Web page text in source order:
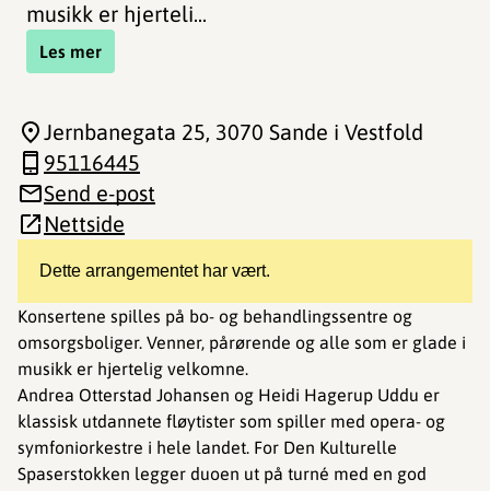
musikk er hjerteli...
Les mer
Dette arrangementet har vært.
Konsertene spilles på bo- og behandlingssentre og
omsorgsboliger. Venner, pårørende og alle som er glade i
musikk er hjertelig velkomne.
Andrea Otterstad Johansen og Heidi Hagerup Uddu er
klassisk utdannete fløytister som spiller med opera- og
symfoniorkestre i hele landet. For Den Kulturelle
Spaserstokken legger duoen ut på turné med en god
Jernbanegata 25, 3070 Sande i Vestfold
95116445
Send e-post
Nettside